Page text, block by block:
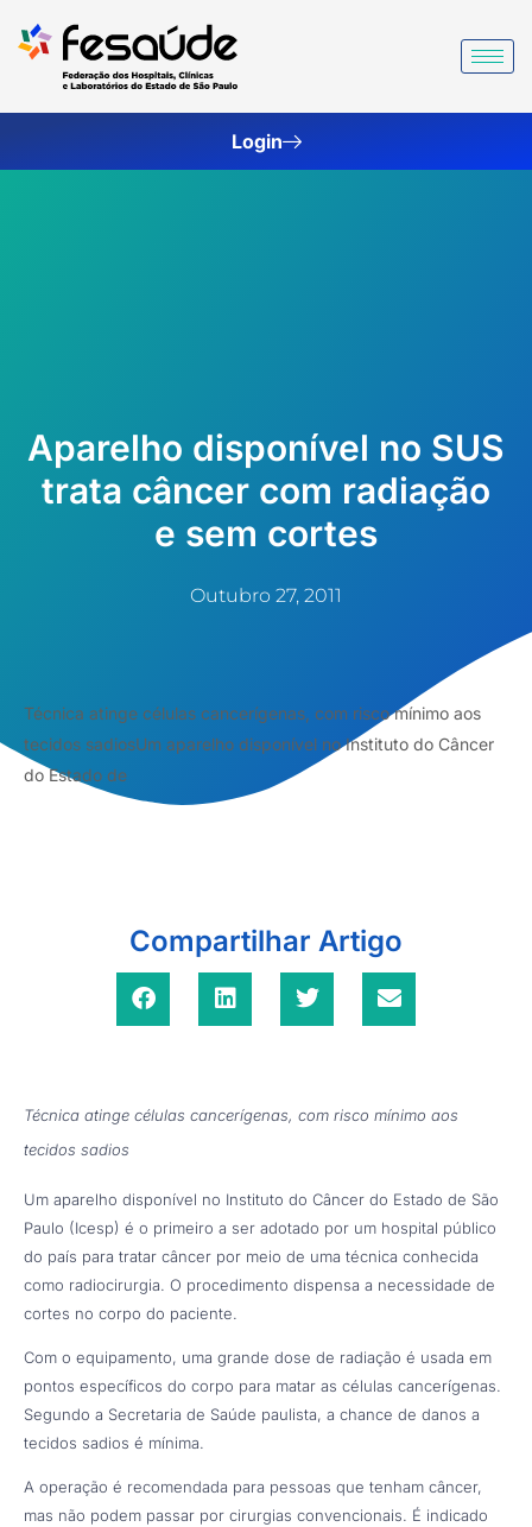
para
Login
Aparelho disponível no SUS
trata câncer com radiação
e sem cortes
Outubro 27, 2011
Técnica atinge células cancerígenas, com risco mínimo aos
tecidos sadiosUm aparelho disponível no Instituto do Câncer
do Estado de
Compartilhar Artigo
Técnica atinge células cancerígenas, com risco mínimo aos
tecidos sadios
Um aparelho disponível no Instituto do Câncer do Estado de São
Paulo (Icesp) é o primeiro a ser adotado por um hospital público
do país para tratar câncer por meio de uma técnica conhecida
como radiocirurgia. O procedimento dispensa a necessidade de
cortes no corpo do paciente.
Com o equipamento, uma grande dose de radiação é usada em
pontos específicos do corpo para matar as células cancerígenas.
Segundo a Secretaria de Saúde paulista, a chance de danos a
tecidos sadios é mínima.
A operação é recomendada para pessoas que tenham câncer,
mas não podem passar por cirurgias convencionais. É indicado